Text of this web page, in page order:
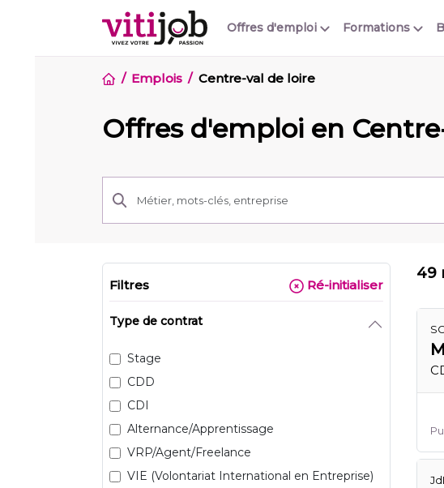
Offres d'emploi Formations
Emplois Centre-val de loire
Offres d'emploi en
Filtres Ré-initialiser
Type de contrat
Stage
CDD
CDI
Alternance/Apprentissage
VRP/Agent/Freelance
VIE (Volontariat International en Entreprise)
49